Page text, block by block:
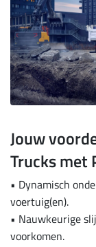
Jouw
Trucks met
• Dynamisch
voertuig(en).
• Nauwkeurige
voorkomen.